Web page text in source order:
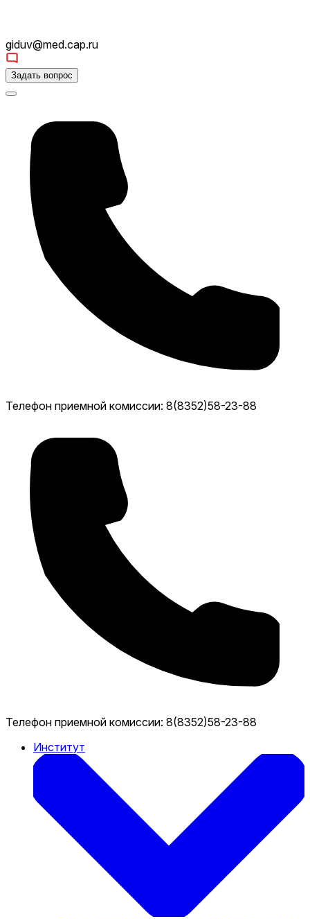
giduv@med.cap.ru
Задать вопрос
Телефон приемной комиссии: 8(8352)58-23-88
Телефон приемной комиссии: 8(8352)58-23-88
Институт